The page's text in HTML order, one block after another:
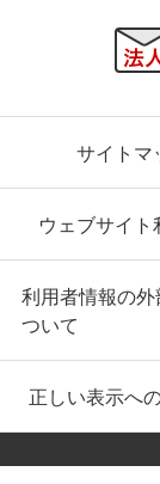
サイトマ
ウェブサイト
利用者情報の
ついて
正しい表示へ